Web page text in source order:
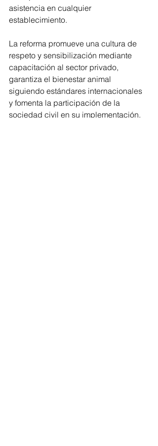
asistencia en cualquier
establecimiento.
La reforma promueve una cultura de
respeto y sensibilización mediante
capacitación al sector privado,
garantiza el bienestar animal
siguiendo estándares internacionales
y fomenta la participación de la
sociedad civil en su implementación.